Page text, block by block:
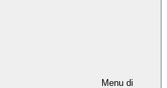
Menu di